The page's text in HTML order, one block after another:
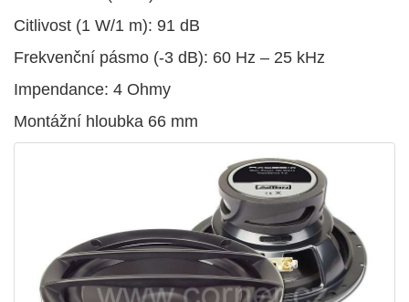
Citlivost (1 W/1 m): 91 dB
Frekvenční pásmo (-3 dB): 60 Hz – 25 kHz
Impendance: 4 Ohmy
Montážní hloubka 66 mm